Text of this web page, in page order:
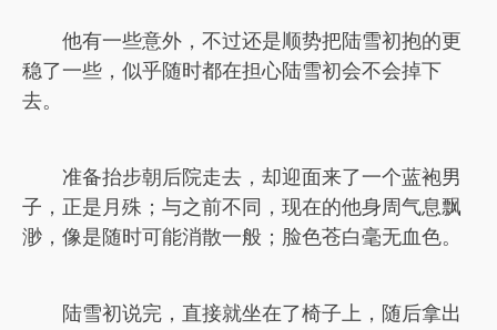
他有一些意外，不过还是顺势把陆雪初抱的更
稳了一些，似乎随时都在担心陆雪初会不会掉下
去。
准备抬步朝后院走去，却迎面来了一个蓝袍男
子，正是月殊；与之前不同，现在的他身周气息飘
渺，像是随时可能消散一般；脸色苍白毫无血色。
陆雪初说完，直接就坐在了椅子上，随后拿出